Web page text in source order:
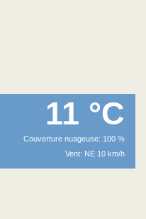
11 °C
Couverture nuageuse: 100 %
Vent: NE 10 km/h